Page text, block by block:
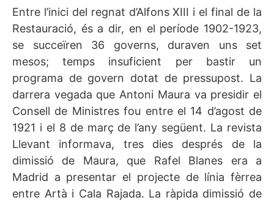
Entre l’inici del regnat d’Alfons XIII i el final de la
Restauració, és a dir, en el període 1902-1923,
se succeïren 36 governs, duraven uns set
mesos; temps insuficient per bastir un
programa de govern dotat de pressupost. La
darrera vegada que Antoni Maura va presidir el
Consell de Ministres fou entre el 14 d’agost de
1921 i el 8 de març de l’any següent. La revista
Llevant informava, tres dies després de la
dimissió de Maura, que Rafel Blanes era a
Madrid a presentar el projecte de línia fèrrea
entre Artà i Cala Rajada. La ràpida dimissió de